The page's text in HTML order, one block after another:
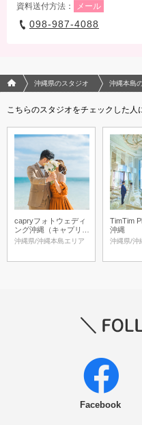
資料送付方法：
メール
098-987-4088
フォトウエディング/結婚写真の
沖縄県のスタジオ 沖縄本島
こちらのスタジオをチェックした人
capryフォトウェディ
ング沖縄（キャプリィ
フォトウェディング沖
沖縄県/沖縄本島エリア
TimTim
沖縄
沖縄県/沖
Facebook